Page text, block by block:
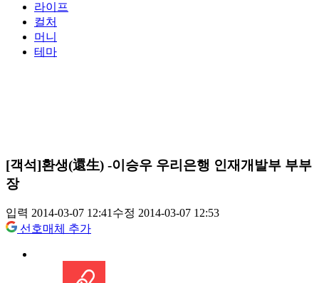
라이프
컬처
머니
테마
[객석]환생(還生) -이승우 우리은행 인재개발부 부부
장
입력 2014-03-07 12:41수정 2014-03-07 12:53
선호매체 추가